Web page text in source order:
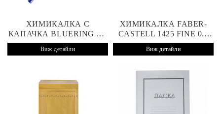
ХИМИКАЛКА С
КАПАЧКА BLUERING 0.7
MM СИНЯ
Виж детайли
ХИМИКАЛКА FABER-
CASTELL 1425 FINE 0.7
MM ЧЕРНА
Виж детайли